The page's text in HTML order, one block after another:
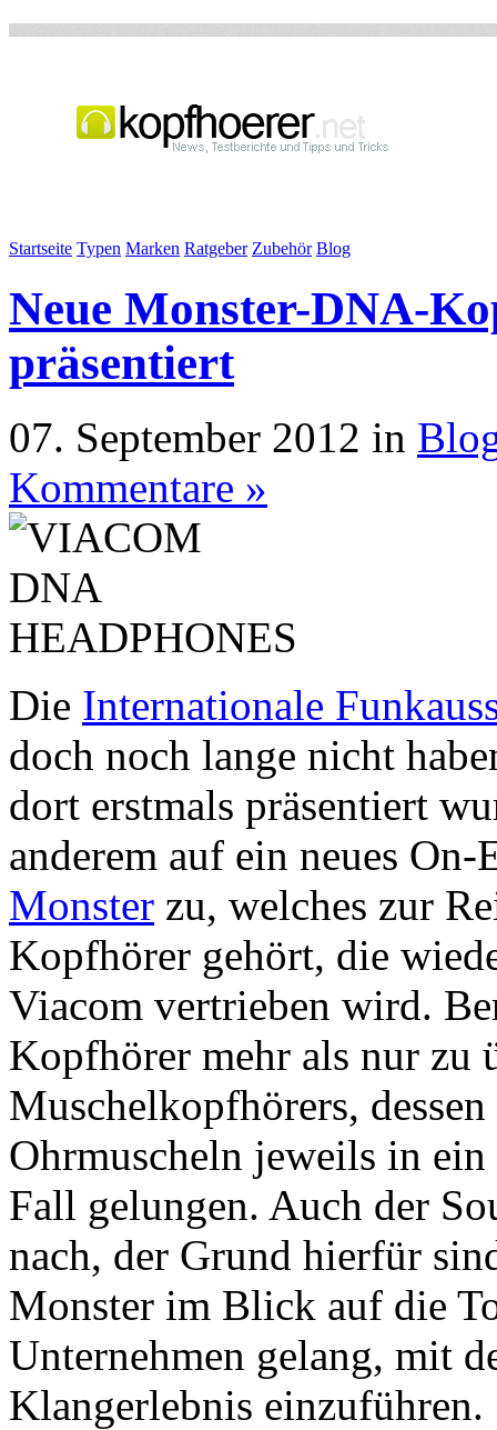
Startseite Typen Marken Ratgeber Zubehör Blog
Neue Monster-DNA-
präsentiert
07. September 2012 in
Kommentare »
Die Internationale
doch noch lange nicht
dort erstmals präsentiert
anderem auf ein neues
Monster zu, welches zur
Kopfhörer gehört, die
Viacom vertrieben wird.
Kopfhörer mehr als nur zu
Muschelkopfhörers,
Ohrmuscheln jeweils in
Fall gelungen. Auch der
nach, der Grund hierfür
Monster im Blick auf die
Unternehmen gelang, mit
Klangerlebnis einzuführen.